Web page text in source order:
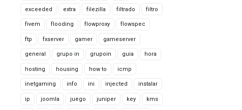
exceeded extra filezilla filtrado filtro
fivem flooding flowproxy flowspec
ftp fxserver gamer gameserver
general grupo in grupoin guia hora
hosting housing how to icmp
inetgaming info ini injected instalar
ip joomla juego juniper key kms